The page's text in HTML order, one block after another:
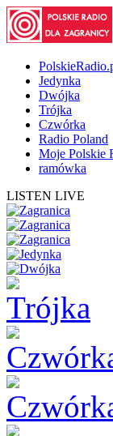
Jedynka
Dwójka
Trójka
Czwórka
Radio Poland
Moje Polskie
ramówka
LISTEN LIVE